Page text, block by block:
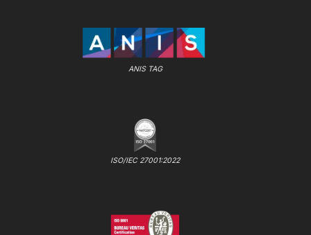
ANIS TAG
ISO/IEC 27001:2022